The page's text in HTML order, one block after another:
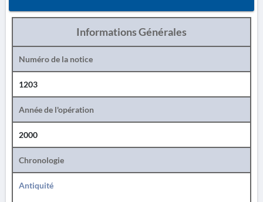
Informations Générales
Numéro de la notice
1203
Année de l'opération
2000
Chronologie
Antiquité